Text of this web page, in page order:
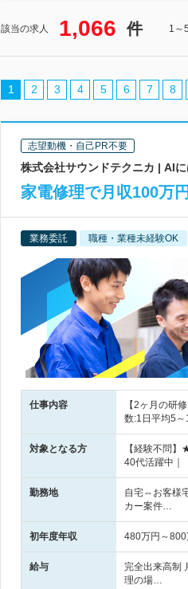
該当の求人 1,066 件 1～
1 2 3 4 5 6 7 8
志望動機・自己PR不要
株式会社サウンドテクニカ | AI
家電修理で月収100万
業務委託 職種・業種未経験OK
仕事内容
【2ヶ月の研
数:1日平均5
対象となる方
【経験不問
40代活躍中｜
勤務地
自宅⇔お客様
カー案件…
初年度年収 480万円～800
給与
完全出来高制
理の場…